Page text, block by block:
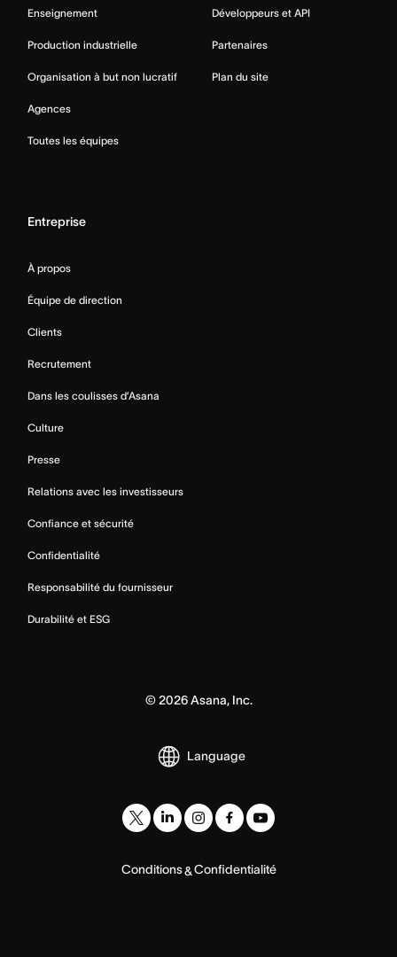
Enseignement
Production industrielle
Organisation à but non lucratif
Agences
Toutes les équipes
Développeurs et API
Partenaires
Plan du site
Entreprise
À propos
Équipe de direction
Clients
Recrutement
Dans les coulisses d’Asana
Culture
Presse
Relations avec les investisseurs
Confiance et sécurité
Confidentialité
Responsabilité du fournisseur
Durabilité et ESG
©2026Asana, Inc.
Language
Conditions&Confidentialité